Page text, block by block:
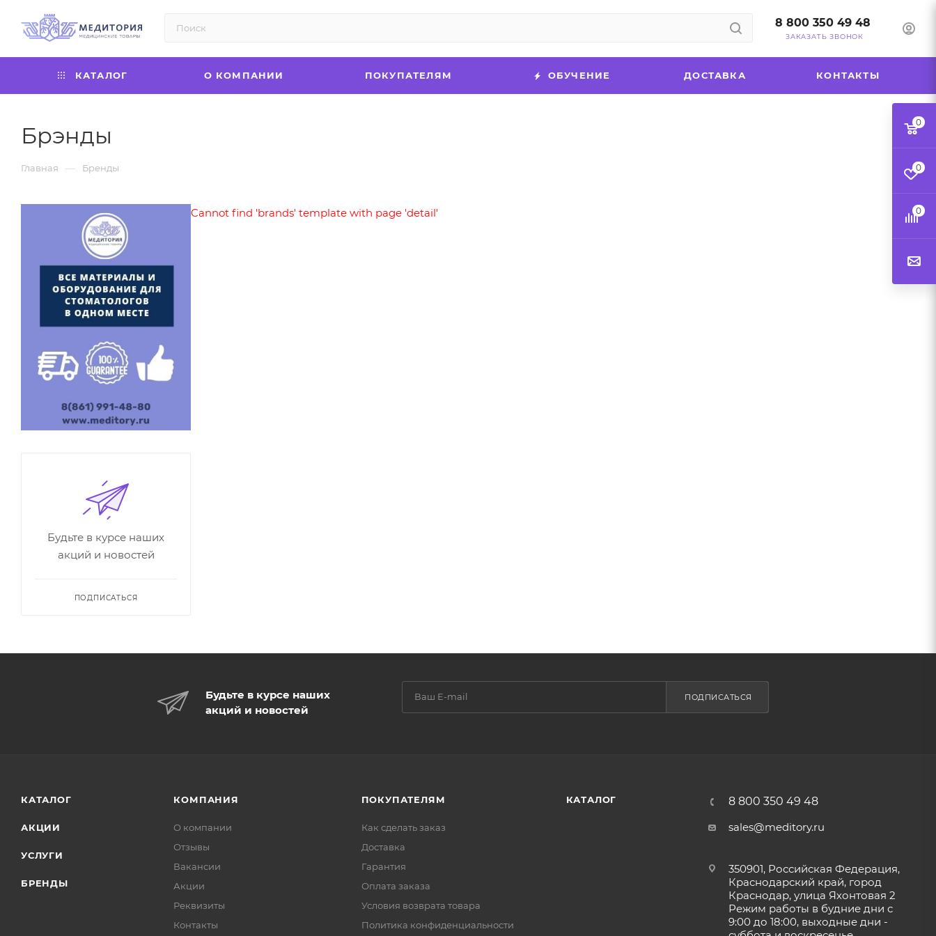
8 800 350 49 48
ЗАКАЗАТЬ ЗВОНОК
КАТАЛОГ О КОМПАНИИ ПОКУПАТЕЛЯМ ОБУЧЕНИЕ ДОСТАВКА КОНТАКТЫ
Брэнды
Главная — Бренды
Cannot find 'brands' template with page 'detail'
Будьте в курсе наших
акций и новостей
ПОДПИСАТЬСЯ
Будьте в курсе наших
акций и новостей
ПОДПИСАТЬСЯ
КАТАЛОГ
АКЦИИ
УСЛУГИ
БРЕНДЫ
КОМПАНИЯ
О компании
Отзывы
Вакансии
Акции
Реквизиты
Контакты
ПОКУПАТЕЛЯМ
Как сделать заказ
Доставка
Гарантия
Оплата заказа
Условия возврата товара
Политика конфиденциальности
КАТАЛОГ
8 800 350 49 48
sales@meditory.ru
350901, Российская Федерация,
Краснодарский край, город
Краснодар, улица Яхонтовая 2
Режим работы в будние дни с
9:00 до 18:00, выходные дни -
0
0
0